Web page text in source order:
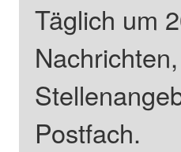
Täglich um
Postfach.